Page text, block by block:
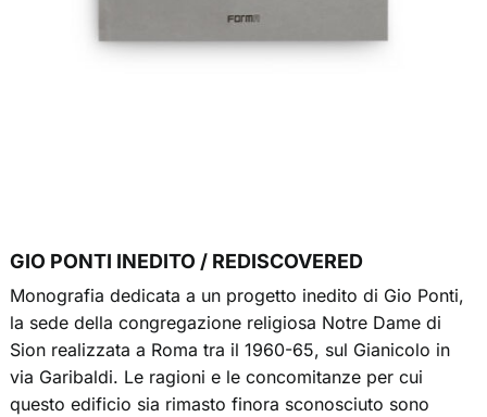
GIO PONTI INEDITO / REDISCOVERED
Monografia dedicata a un progetto inedito di Gio Ponti,
la sede della congregazione religiosa Notre Dame di
Sion realizzata a Roma tra il 1960-65, sul Gianicolo in
via Garibaldi. Le ragioni e le concomitanze per cui
questo edificio sia rimasto finora sconosciuto sono